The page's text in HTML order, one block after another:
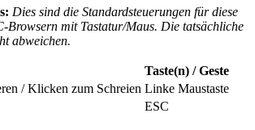
Dies sind die Standardsteuerungen für diese
Browsern mit Tastatur/Maus. Die tatsächliche
abweichen.
Taste(n) / Geste
/ Klicken zum Schreien Linke Maustaste
ESC